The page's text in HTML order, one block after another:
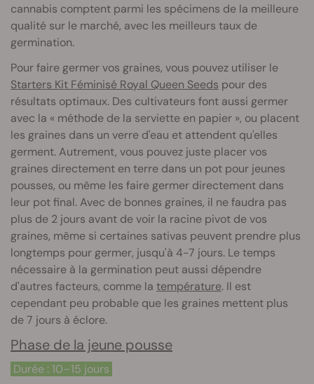
cannabis comptent parmi les spécimens de la meilleure
qualité sur le marché, avec les meilleurs taux de
germination.
Pour faire germer vos graines, vous pouvez utiliser le
Starters Kit Féminisé Royal Queen Seeds pour des
résultats optimaux. Des cultivateurs font aussi germer
avec la « méthode de la serviette en papier », ou placent
les graines dans un verre d'eau et attendent qu'elles
germent. Autrement, vous pouvez juste placer vos
graines directement en terre dans un pot pour jeunes
pousses, ou même les faire germer directement dans
leur pot final. Avec de bonnes graines, il ne faudra pas
plus de 2 jours avant de voir la racine pivot de vos
graines, même si certaines sativas peuvent prendre plus
longtemps pour germer, jusqu'à 4-7 jours. Le temps
nécessaire à la germination peut aussi dépendre
d'autres facteurs, comme la température. Il est
cependant peu probable que les graines mettent plus
de 7 jours à éclore.
Phase de la jeune pousse
Durée : 10–15 jours